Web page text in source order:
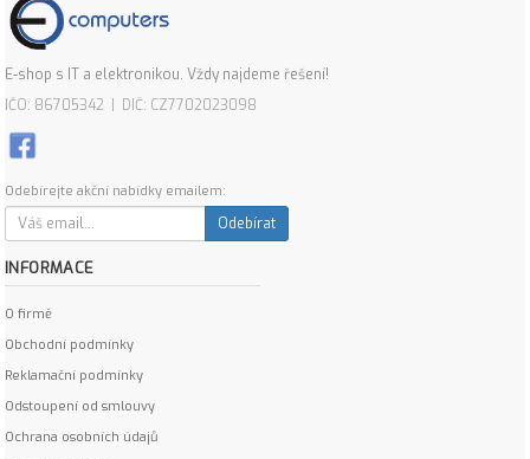
E-shop s IT a elektronikou. Vždy najdeme řešení!
IČO: 86705342 | DIČ: CZ7702023098
Odebírejte akční nabídky emailem:
Odebírat
INFORMACE
O firmě
Obchodní podmínky
Reklamační podmínky
Odstoupení od smlouvy
Ochrana osobních údajů